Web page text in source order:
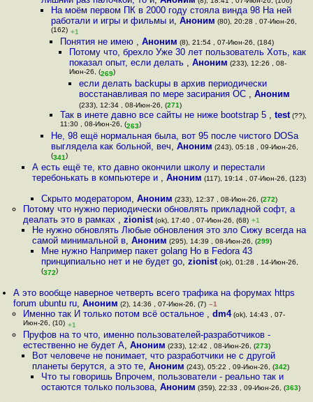
На моём первом ПК в 2000 году стояла винда 98 На ней
работали и игры и фильмы и, Аноним (80), 20:28 , 07-Июн-26,
(162) +1
Понятия не имею , Аноним (8), 21:54 , 07-Июн-26, (184)
Потому что, брехло Уже 30 лет пользователь Хоть, как
показал опыт, если делать ,Аноним (233), 12:26 , 08-
Июн-26, (269)
если делать backupы в архив периодически
восстанавливая по мере засирания ОС , Аноним
(233), 12:34 , 08-Июн-26, (271)
Так в инете давно все сайты не ниже bootstrap 5 , test(??),
11:30 , 08-Июн-26, (263)
Не, 98 ещё нормальная была, вот 95 после чистого DOSа
выглядела как больной, веч, Аноним (243), 05:18 , 09-Июн-26,
(341)
А есть ещё те, кто давно окончили школу и перестали
теребонькать в компьютере и , Аноним (117), 19:14 , 07-Июн-26, (123)
Скрыто модератором,Аноним (233), 12:37 , 08-Июн-26, (272)
Потому что нужно периодически обновлять прикладной софт, а
деалать это в рамках , zionist(ok), 17:40 , 07-Июн-26, (68) +1
Не нужно обновлять Любые обновления это зло Сижу всегда на
самой минимальной в, Аноним (295), 14:39 , 08-Июн-26, (299)
Мне нужно Например пакет golang Но в Fedora 43
принципиально нет и не будет go,zionist (ok), 01:28 , 14-Июн-26,
(372)
А это вообще наверное четверть всего трафика на форумах https
forum ubuntu ru,Аноним (2), 14:36 , 07-Июн-26, (7) –1
Именно так И только потом всё остальное , dm4(ok), 14:43 , 07-
Июн-26, (10) +1
Пруфов на то что, именно пользователей-разработчиков -
естественно не будет А, Аноним (233), 12:42 , 08-Июн-26, (273)
Вот человече не понимает, что разработчики не с другой
планеты берутся, а это те, Аноним (243), 05:22 , 09-Июн-26, (342)
Что ты говоришь Впрочем, пользователи - реально так и
остаются только пользова,Аноним (359), 22:33 , 09-Июн-26, (363)